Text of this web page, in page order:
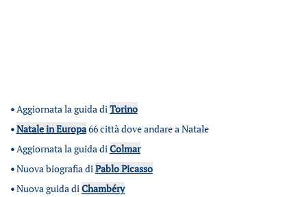
•Aggiornata la guida diTorino
•Natale in Europa66 città dove andare a Natale
•Aggiornata la guida diColmar
•Nuova biografia diPablo Picasso
•Nuova guida diChambéry